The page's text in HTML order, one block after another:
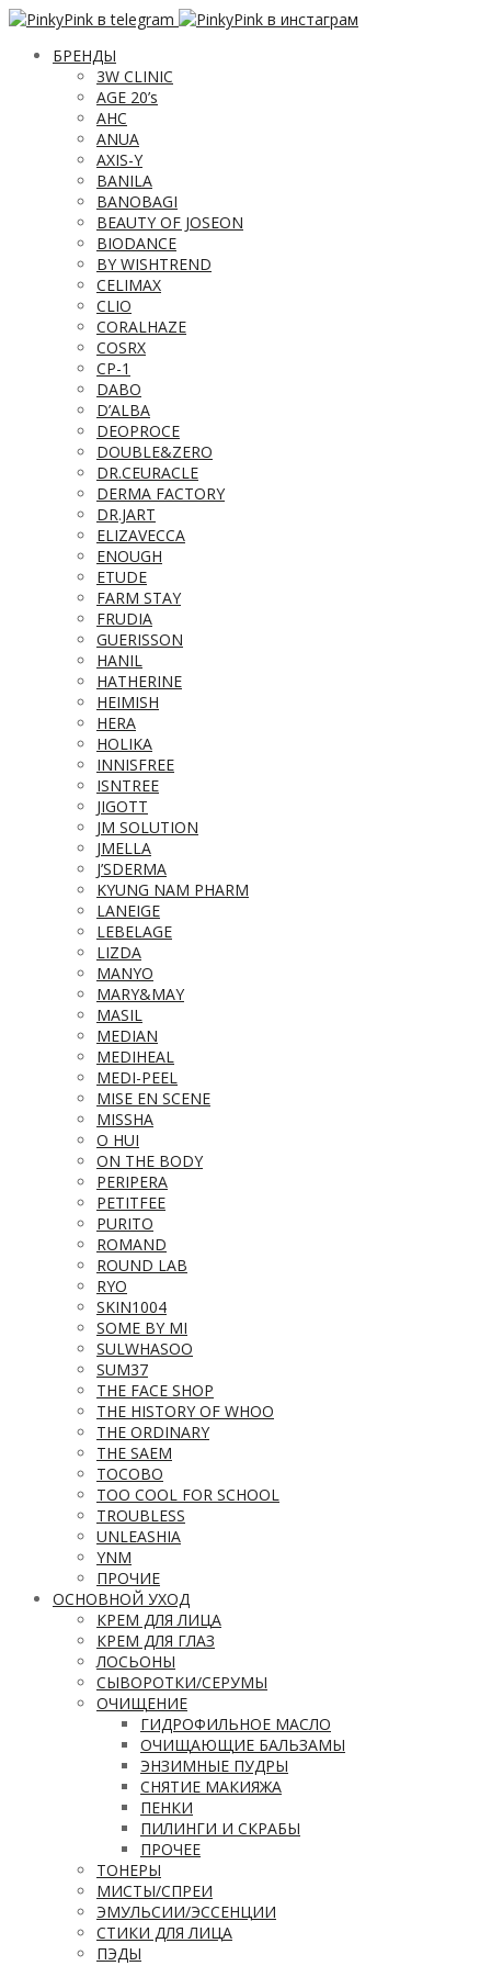
БРЕНДЫ
3W CLINIC
AGE 20’s
AHC
ANUA
AXIS-Y
BANILA
BANOBAGI
BEAUTY OF JOSEON
BIODANCE
BY WISHTREND
CELIMAX
CLIO
CORALHAZE
COSRX
CP-1
DABO
D’ALBA
DEOPROCE
DOUBLE&ZERO
DR.CEURACLE
DERMA FACTORY
DR.JART
ELIZAVECCA
ENOUGH
ETUDE
FARM STAY
FRUDIA
GUERISSON
HANIL
HATHERINE
HEIMISH
HERA
HOLIKA
INNISFREE
ISNTREE
JIGOTT
JM SOLUTION
JMELLA
J’SDERMA
KYUNG NAM PHARM
LANEIGE
LEBELAGE
LIZDA
MANYO
MARY&MAY
MASIL
MEDIAN
MEDIHEAL
MEDI-PEEL
MISE EN SCENE
MISSHA
O HUI
ON THE BODY
PERIPERA
PETITFEE
PURITO
ROMAND
ROUND LAB
RYO
SKIN1004
SOME BY MI
SULWHASOO
SUM37
THE FACE SHOP
THE HISTORY OF WHOO
THE ORDINARY
THE SAEM
TOCOBO
TOO COOL FOR SCHOOL
TROUBLESS
UNLEASHIA
YNM
ПРОЧИЕ
ОСНОВНОЙ УХОД
КРЕМ ДЛЯ ЛИЦА
КРЕМ ДЛЯ ГЛАЗ
ЛОСЬОНЫ
СЫВОРОТКИ/СЕРУМЫ
ОЧИЩЕНИЕ
ГИДРОФИЛЬНОЕ МАСЛО
ОЧИЩАЮЩИЕ БАЛЬЗАМЫ
ЭНЗИМНЫЕ ПУДРЫ
СНЯТИЕ МАКИЯЖА
ПЕНКИ
ПИЛИНГИ И СКРАБЫ
ПРОЧЕЕ
ТОНЕРЫ
МИСТЫ/СПРЕИ
ЭМУЛЬСИИ/ЭССЕНЦИИ
СТИКИ ДЛЯ ЛИЦА
ПЭДЫ